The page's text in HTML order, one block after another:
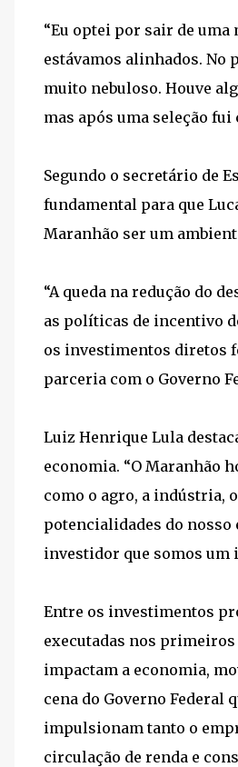
“Eu optei por sair de
estávamos alinhados.
muito nebuloso. Houve
mas após uma seleção fui
Segundo o secretário de
fundamental para que
Maranhão ser um
“A queda na redução do
as políticas de incentivo
os investimentos diretos
parceria com o Governo
Luiz Henrique Lula
economia. “O Maranhão
como o agro, a indústria,
potencialidades do
investidor que somos um
Entre os investimentos
executadas nos primeiros
impactam a economia,
cena do Governo Federal
impulsionam tanto o
circulação de renda e